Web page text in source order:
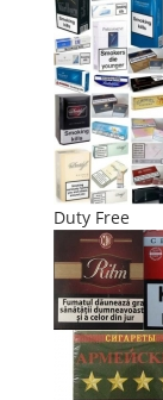
Duty Free